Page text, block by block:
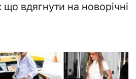
вдягнути на новорічні